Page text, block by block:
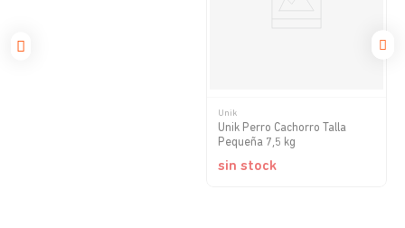
Unik
Unik Perro Cachorro Talla
Pequeña 7,5 kg
sin stock